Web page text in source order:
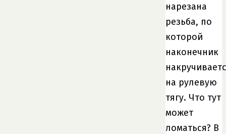
нарезана
резьба, по
которой
наконечник
на рулевую
тягу. Что тут
может
ломаться? В